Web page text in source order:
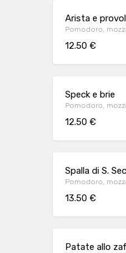
Arista e
Pomodoro,
12.50 €
Speck e brie
Pomodoro,
12.50 €
Spalla di S.
Pomodoro,
13.50 €
Patate allo